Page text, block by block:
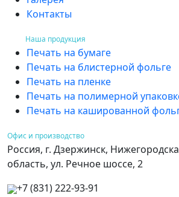
Контакты
Наша продукция
Печать на бумаге
Печать на блистерной фольге
Печать на пленке
Печать на полимерной
Печать на кашированной
Офис и производство
Россия, г. Дзержинск,
область, ул. Речное шоссе, 2
+7 (831) 222-93-91